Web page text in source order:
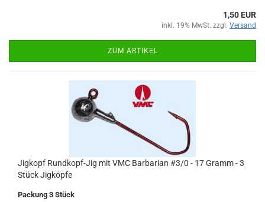
1,50 EUR
inkl. 19% MwSt. zzgl. Versand
ZUM ARTIKEL
Jigkopf Rundkopf-Jig mit VMC Barbarian #3/0 - 17 Gramm - 3
Stück Jigköpfe
Packung 3 Stück